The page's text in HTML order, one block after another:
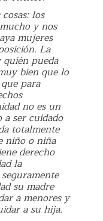
los
y nos
mujeres
La
quién pueda
bien que lo
para
no es un
ser cuidado
totalmente
niño o niña
derecho
la
su madre
a menores y
a su hija.